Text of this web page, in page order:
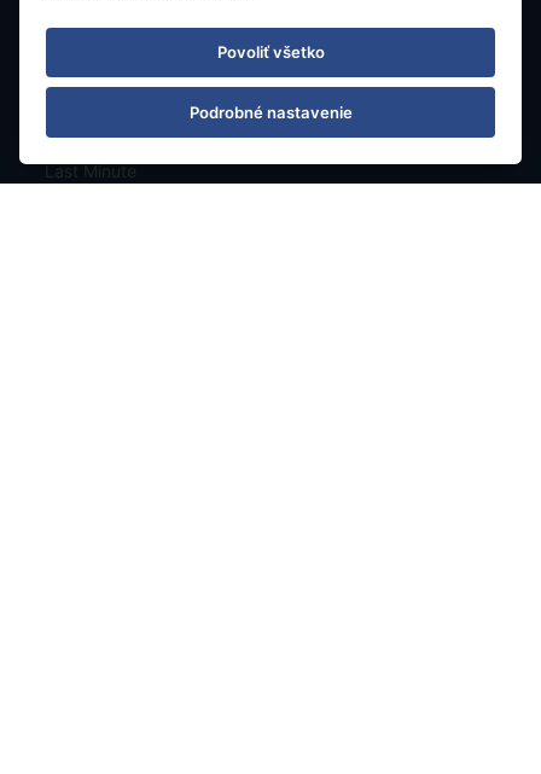
Kontakt
Poznávacie
Last Minute
Povoliť všetko
Podrobné nastavenie